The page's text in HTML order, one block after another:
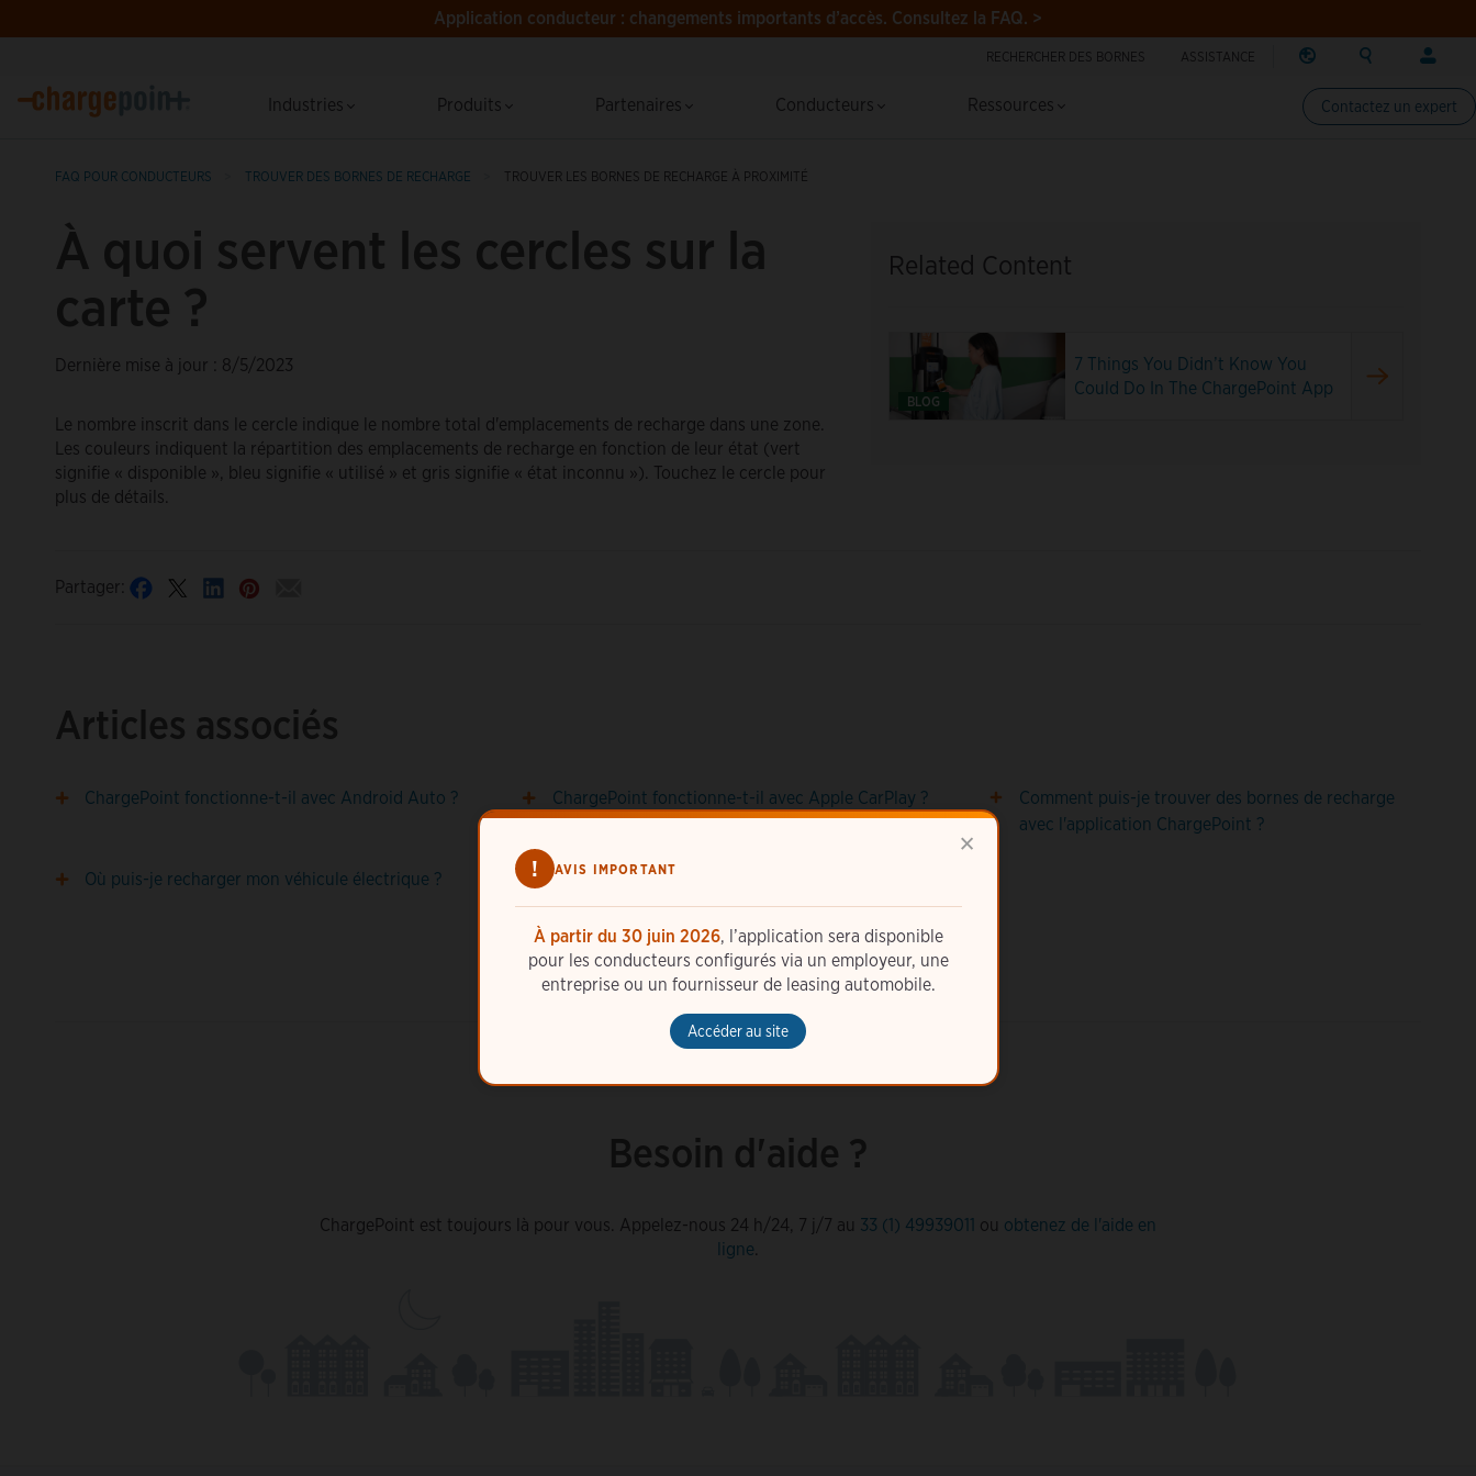
×
! AVIS IMPORTANT
À partir du 30 juin 2026, l’application sera disponible
pour les conducteurs configurés via un employeur, une
entreprise ou un fournisseur de leasing automobile.
Accéder au site
Application conducteur : changements importants d’accès. Consultez la FAQ. >
RECHERCHER DES BORNES ASSISTANCE RÉGION RECHERCHER
Industries Produits Partenaires Conducteurs Ressources Contactez un expert
FAQ POUR CONDUCTEURS TROUVER DES BORNES DE RECHARGE TROUVER LES BORNES DE RECHARGE À PROXIMITÉ
À quoi servent les cercles sur la
carte ?
Dernière mise à jour : 8/5/2023
Le nombre inscrit dans le cercle indique le nombre total d'emplacements de recharge dans une zone.
Les couleurs indiquent la répartition des emplacements de recharge en fonction de leur état (vert
signifie « disponible », bleu signifie « utilisé » et gris signifie « état inconnu »). Touchez le cercle pour
plus de détails.
Related Content
BLOG
7 Things You Didn’t Know You
Could Do In The ChargePoint App
Partager:
Articles associés
ChargePoint fonctionne-t-il avec Android Auto ? ChargePoint fonctionne-t-il avec Apple CarPlay ?
Comment puis-je trouver des bornes de recharge
avec l'application ChargePoint ?
Où puis-je recharger mon véhicule électrique ?
Que signifient la couleur et la forme des punaises
sur la carte des bornes de recharge de l'application ?
Besoin d'aide ?
ChargePoint est toujours là pour vous. Appelez-nous 24 h/24, 7 j/7 au 33 (1) 49939011 ou obtenez de l'aide en
ligne